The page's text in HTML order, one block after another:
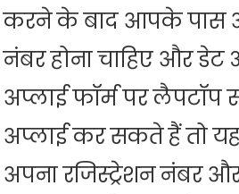
करने के बाद आपके पास
नंबर होना चाहिए और
अप्लाई फॉर्म पर
अप्लाई कर सकते हैं तो
अपना रजिस्ट्रेशन नंबर